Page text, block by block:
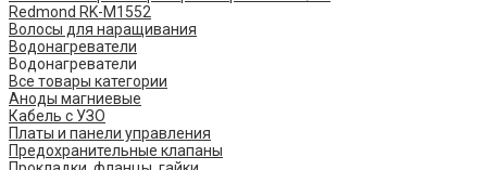
Redmond RK-M1552
Волосы для наращивания
Водонагреватели
Водонагреватели
Все товары категории
Аноды магниевые
Кабель с УЗО
Платы и панели управления
Предохранительные клапаны